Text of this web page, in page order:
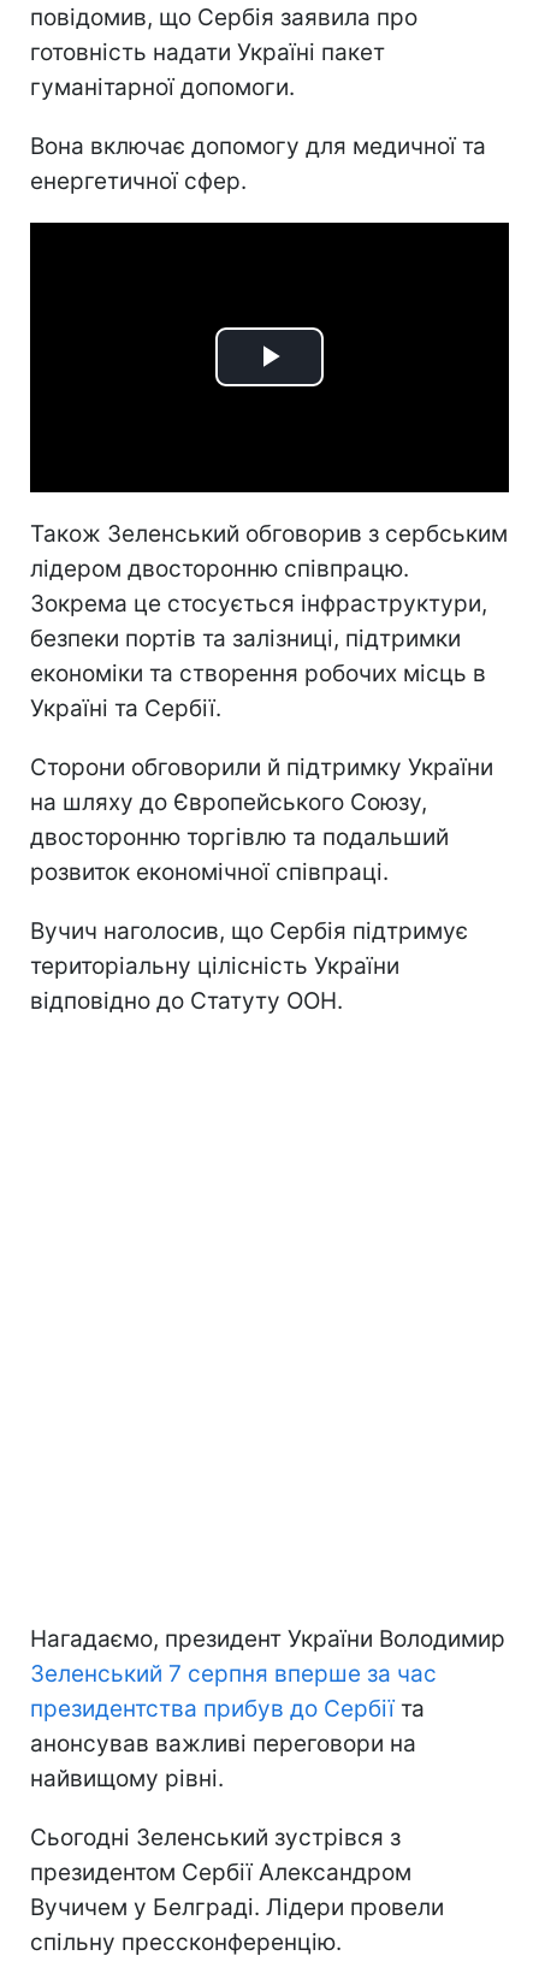
повідомив, що Сербія заявила про
готовність надати Україні пакет
гуманітарної допомоги.
Вона включає допомогу для медичної та
енергетичної сфер.
Play
Також Зеленський обговорив з сербським
лідером двосторонню співпрацю.
Зокрема це стосується інфраструктури,
безпеки портів та залізниці, підтримки
економіки та створення робочих місць в
Україні та Сербії.
Сторони обговорили й підтримку України
на шляху до Європейського Союзу,
двосторонню торгівлю та подальший
розвиток економічної співпраці.
Вучич наголосив, що Сербія підтримує
територіальну цілісність України
відповідно до Статуту ООН.
Нагадаємо, президент України Володимир
Зеленський 7 серпня вперше за час
президентства прибув до Сербіїта
анонсував важливі переговори на
найвищому рівні.
Сьогодні Зеленський зустрівся з
президентом Сербії Александром
Вучичем у Белграді. Лідери провели
спільну прессконференцію.